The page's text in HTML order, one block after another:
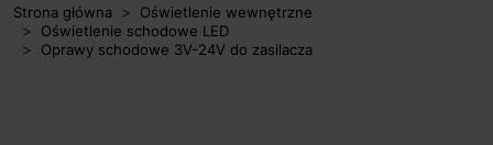
Strona główna
Oświetlenie wewnętrzne
Oświetlenie schodowe LED
Oprawy schodowe 3V-24V do zasilacza